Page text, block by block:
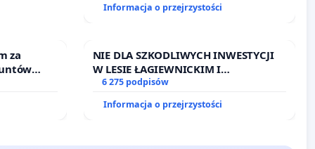
sędziów
Informacja o przejrzystości
za
NIE DLA SZKODLIWYCH INWESTYCJI
W LESIE ŁAGIEWNICKIM I
ARTURÓWKU
6 275 podpisów
Informacja o przejrzystości